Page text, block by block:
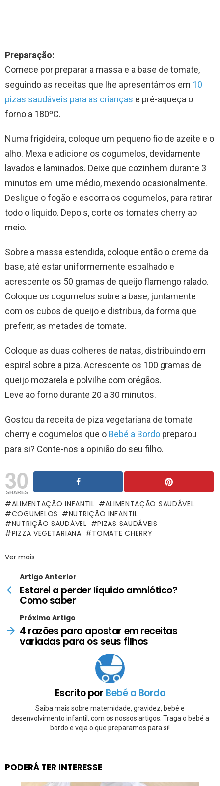
Preparação:
Comece por preparar a massa e a base de tomate,
seguindo as receitas que lhe apresentámos em 10
pizas saudáveis para as crianças e pré-aqueça o
forno a 180ºC.
Numa frigideira, coloque um pequeno fio de azeite e o
alho. Mexa e adicione os cogumelos, devidamente
lavados e laminados. Deixe que cozinhem durante 3
minutos em lume médio, mexendo ocasionalmente.
Desligue o fogão e escorra os cogumelos, para retirar
todo o líquido. Depois, corte os tomates cherry ao
meio.
Sobre a massa estendida, coloque então o creme da
base, até estar uniformemente espalhado e
acrescente os 50 gramas de queijo flamengo ralado.
Coloque os cogumelos sobre a base, juntamente
com os cubos de queijo e distribua, da forma que
preferir, as metades de tomate.
Coloque as duas colheres de natas, distribuindo em
espiral sobre a piza. Acrescente os 100 gramas de
queijo mozarela e polvilhe com orégãos.
Leve ao forno durante 20 a 30 minutos.
Gostou da receita de piza vegetariana de tomate
cherry e cogumelos que o Bebé a Bordo preparou
para si? Conte-nos a opinião do seu filho.
30
SHARES
ALIMENTAÇÃO INFANTIL
ALIMENTAÇÃO SAUDÁVEL
COGUMELOS
NUTRIÇÃO INFANTIL
NUTRIÇÃO SAUDÁVEL
PIZAS SAUDÁVEIS
PIZZA VEGETARIANA
TOMATE CHERRY
Ver mais
Artigo Anterior
Estarei a perder líquido amniótico?
Como saber
Próximo Artigo
4 razões para apostar em receitas
variadas para os seus filhos
Escrito por Bebé a Bordo
Saiba mais sobre maternidade, gravidez, bebé e
desenvolvimento infantil, com os nossos artigos. Traga o bebé a
bordo e veja o que preparamos para si!
PODERÁ TER INTERESSE